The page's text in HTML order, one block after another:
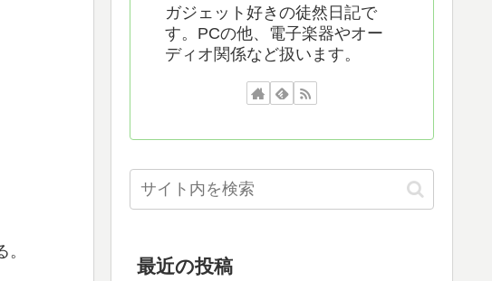
ガジェット好きの徒然日記で
す。PCの他、電子楽器やオー
ディオ関係など扱います。
最近の投稿